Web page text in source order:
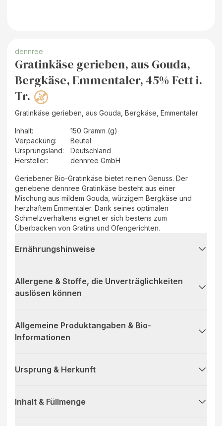
dennree
Gratinkäse gerieben, aus Gouda,
Bergkäse, Emmentaler, 45% Fett i.
Tr.
Gratinkäse gerieben, aus Gouda, Bergkäse, Emmentaler
Inhalt:
150 Gramm (g)
Verpackung:
Beutel
Ursprungsland:
Deutschland
Hersteller: dennree GmbH
Geriebener Bio-Gratinkäse bietet reinen Genuss. Der
geriebene dennree Gratinkäse besteht aus einer
Mischung aus mildem Gouda, würzigem Bergkäse und
herzhaftem Emmentaler. Dank seines optimalen
Schmelzverhaltens eignet er sich bestens zum
Überbacken von Gratins und Ofengerichten.
Ernährungshinweise
Allergene & Stoffe, die Unverträglichkeiten
auslösen können
Allgemeine Produktangaben & Bio-
Informationen
Ursprung & Herkunft
Inhalt & Füllmenge